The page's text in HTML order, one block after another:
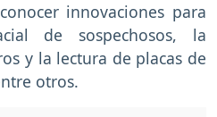
innovaciones para
de sospechosos, la
y la lectura de placas de
otros.